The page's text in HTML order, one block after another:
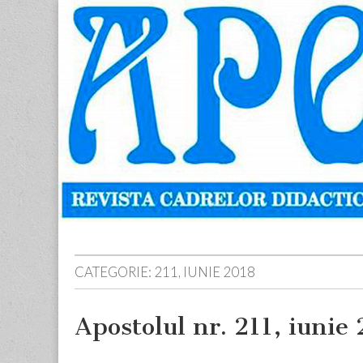
Apostolul
Revista
cadrelor
didactice
din
judetul
Neamt
menu
content
CATEGORIE: 211, IUNIE 2018
Apostolul nr. 211, iunie